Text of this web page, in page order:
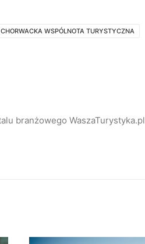
CHORWACKA WSPÓLNOTA TURYSTYCZNA
branżowego WaszaTurystyka.pl